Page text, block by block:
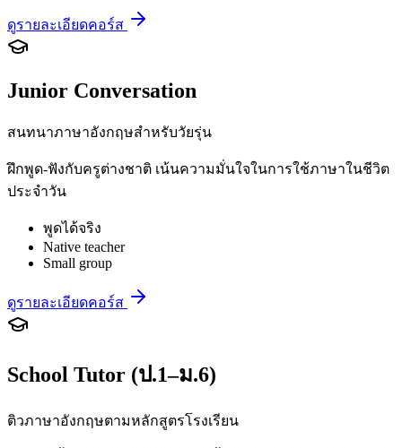
ดูรายละเอียดคอร์ส
Junior Conversation
สนทนาภาษาอังกฤษสำหรับวัยรุ่น
ฝึกพูด-ฟังกับครูต่างชาติ เน้นความมั่นใจในการใช้ภาษาในชีวิต
ประจำวัน
พูดได้จริง
Native teacher
Small group
ดูรายละเอียดคอร์ส
School Tutor (ป.1–ม.6)
ติวภาษาอังกฤษตามหลักสูตรโรงเรียน